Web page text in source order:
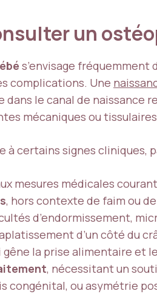
un
s’envisage fréquemment
complications. Une
dans le canal de
mécaniques ou
à certains signes cliniques,
mesures médicales
, hors contexte de faim ou
d’endormissement,
d’un côté du
gêne la prise alimentaire et
, nécessitant un
congénital, ou asymétrie